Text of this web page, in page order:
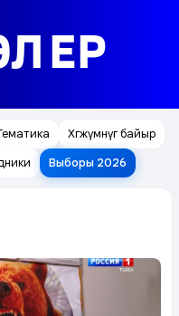
Хөгжүмнүг байыр
Выборы 2026